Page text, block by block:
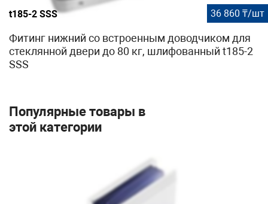
t185-2 SSS 36 860 ₸/шт
Фитинг нижний со встроенным доводчиком для
стеклянной двери до 80 кг, шлифованный t185-2
SSS
Популярные товары в
этой категории